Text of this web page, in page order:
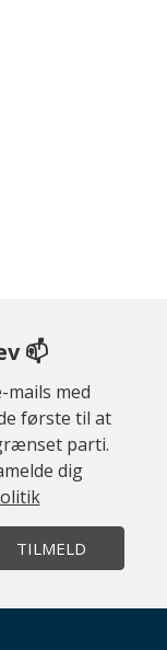
📫
mails med
første til at
parti.
dig
TILMELD